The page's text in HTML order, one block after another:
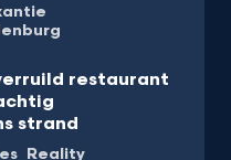
restaurant
strand
Reality